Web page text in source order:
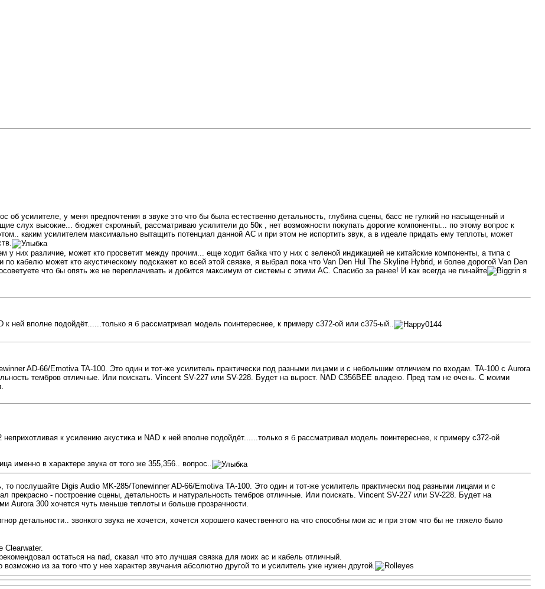
об усилителе, у меня предпочтения в звуке это что бы была естественно детальность, глубина сцены, басс не гулкий но насыщенный и
слух высокие... бюджет скромный, рассматриваю усилители до 50к , нет возможности покупать дорогие компоненты... по этому вопрос к
каким усилителем максимально вытащить потенциал данной АС и при этом не испортить звук, а в идеале придать ему теплоты, может
у них различие, может кто просветит между прочим... еще ходит байка что у них с зеленой индикацией не китайские компоненты, а типа с
по кабелю может кто акустическому подскажет ко всей этой связке, я выбрал пока что Van Den Hul The Skyline Hybrid, и более дорогой Van Den
что бы опять же не переплачивать и добится максимум от системы с этими АС. Спасибо за ранее! И как всегда не пинайте
я
к ней вполне подойдёт......только я б рассматривал модель поинтереснее, к примеру c372-ой или с375-ый..
AD-66/Emotiva TA-100. Это один и тот-же усилитель практически под разными лицами и с небольшим отличием по входам. TA-100 с Aurora
тембров отличные. Или поискать. Vincent SV-227 или SV-228. Будет на вырост. NAD C356BEE владею. Пред там не очень. С моими
к усилению акустика и NAD к ней вполне подойдёт......только я б рассматривал модель поинтереснее, к примеру c372-ой
именно в характере звука от того же 355,356.. вопрос..
то послушайте Digis Audio MK-285/Tonewinner AD-66/Emotiva TA-100. Это один и тот-же усилитель практически под разными лицами и с
прекрасно - построение сцены, детальность и натуральность тембров отличные. Или поискать. Vincent SV-227 или SV-228. Будет на
300 хочется чуть меньше теплоты и больше прозрачности.
детальности.. звонкого звука не хочется, хочется хорошего качественного на что способны мои ас и при этом что бы не тяжело было
Clearwater.
остаться на nad, сказал что это лучшая связка для моих ас и кабель отличный.
возможно из за того что у нее характер звучания абсолютно другой то и усилитель уже нужен другой.